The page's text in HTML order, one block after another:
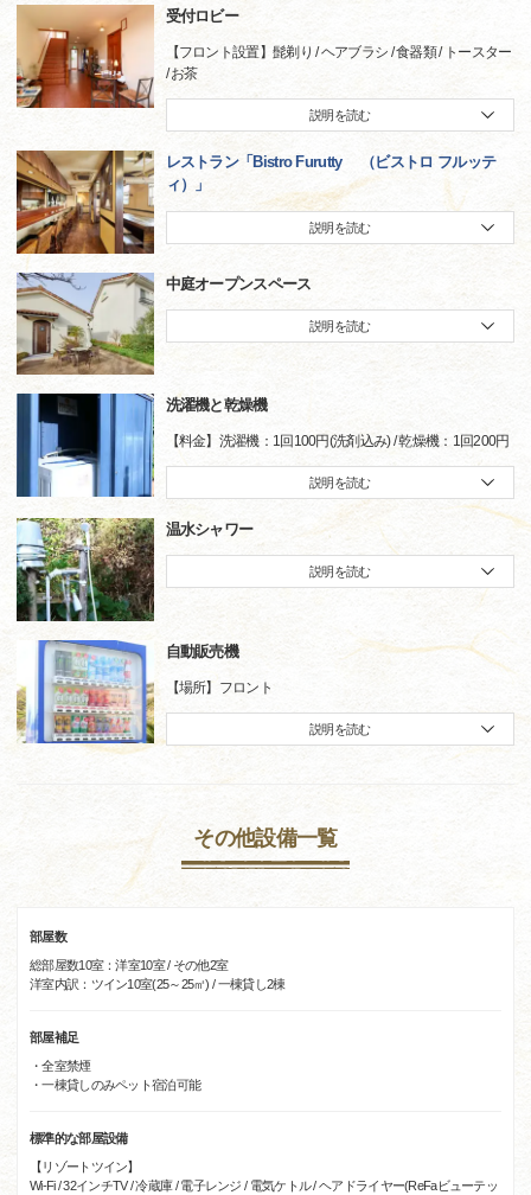
受付ロビー
【フロント設置】髭剃り / ヘアブラシ / 食器類 / トースター
/ お茶
説明を読む
レストラン「Bistro Furutty （ビストロ フルッテ
ィ）」
説明を読む
中庭オープンスペース
説明を読む
洗濯機と乾燥機
【料金】洗濯機：1回100円(洗剤込み) / 乾燥機：1回200円
説明を読む
温水シャワー
説明を読む
自動販売機
【場所】フロント
説明を読む
その他設備一覧
部屋数
総部屋数10室：洋室10室 / その他2室
洋室内訳：ツイン10室(25～25㎡) / 一棟貸し2棟
部屋補足
・全室禁煙
・一棟貸しのみペット宿泊可能
標準的な部屋設備
【リゾートツイン】
Wi-Fi / 32インチTV / 冷蔵庫 / 電子レンジ / 電気ケトル / ヘアドライヤー(ReFaビューテッ